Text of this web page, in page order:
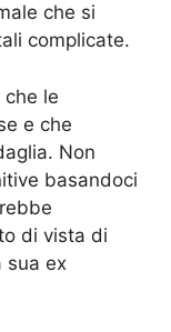
che si
complicate.
le
e che
Non
basandoci
di vista di
sua ex